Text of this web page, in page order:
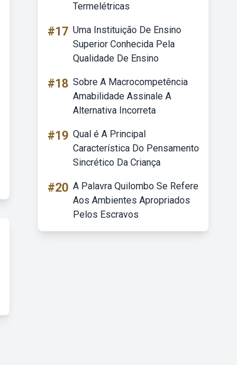
Termelétricas
#17 Uma Instituição De Ensino
Superior Conhecida Pela
Qualidade De Ensino
#18 Sobre A Macrocompetência
Amabilidade Assinale A
Alternativa Incorreta
#19 Qual é A Principal
Característica Do Pensamento
Sincrético Da Criança
#20 A Palavra Quilombo Se Refere
Aos Ambientes Apropriados
Pelos Escravos